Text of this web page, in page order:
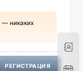
— никаких
РЕГИСТРАЦИЯ